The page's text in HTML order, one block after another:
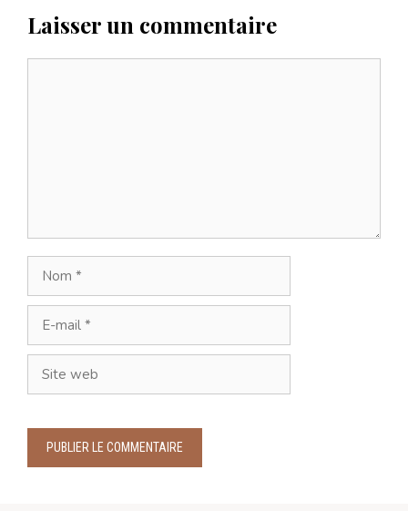
Laisser un commentaire
Nom
mail
Site
web